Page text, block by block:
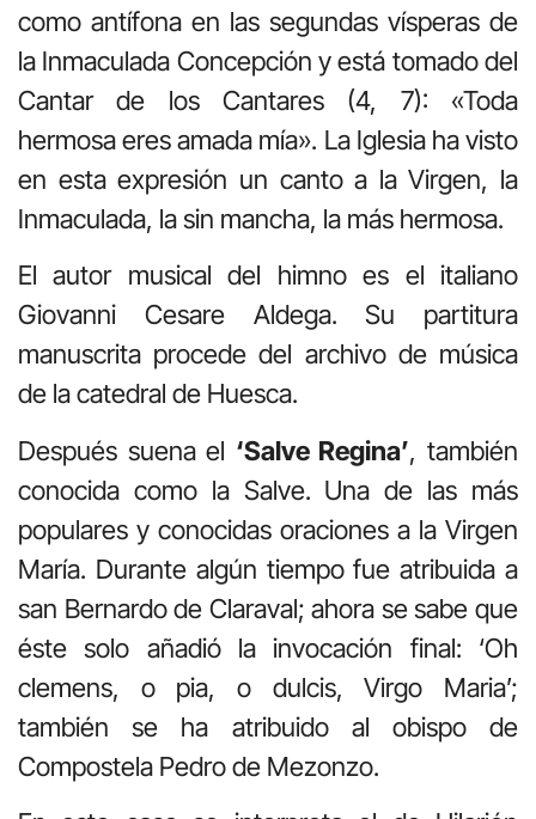
como antífona en las segundas vísperas de
la Inmaculada Concepción y está tomado del
Cantar de los Cantares (4, 7): «Toda
hermosa eres amada mía». La Iglesia ha visto
en esta expresión un canto a la Virgen, la
Inmaculada, la sin mancha, la más hermosa.
El autor musical del himno es el italiano
Giovanni Cesare Aldega. Su partitura
manuscrita procede del archivo de música
de la catedral de Huesca.
Después suena el ‘Salve Regina’, también
conocida como la Salve. Una de las más
populares y conocidas oraciones a la Virgen
María. Durante algún tiempo fue atribuida a
san Bernardo de Claraval; ahora se sabe que
éste solo añadió la invocación final: ‘Oh
clemens, o pia, o dulcis, Virgo Maria’;
también se ha atribuido al obispo de
Compostela Pedro de Mezonzo.